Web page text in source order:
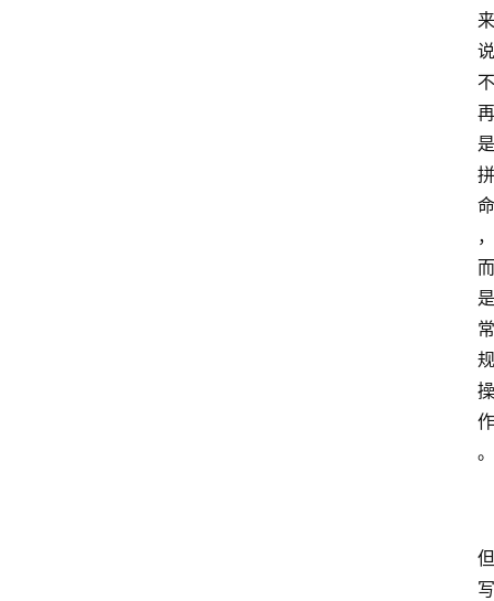
来
说
不
再
是
拼
命
，
而
是
常
规
操
作
。
但
写